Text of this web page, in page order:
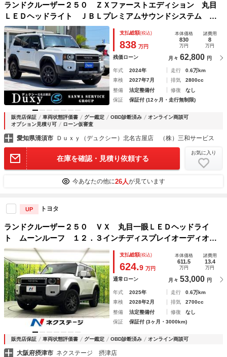
ランドクルーザー２５０ ＺＸファーストエディション 丸目
ＬＥＤヘッドライト ＪＢＬプレミアムサウンドシステム ト
ヨタチームメイトアドバンスドドライブ ムーンルーフ ルー
フレール デジタルインナーミラー ブラウンレザーシート
パノラミックビューモニター
支払総額(税込)
838 万円
本体価格
830
万円
諸費用
8
万円
残価ローン 月々 62,800 円
年式 2024年 走行
0.6万km
車検
2027年7月 排気
2800cc
整備
法定整備付 修復
なし
保証
保証付 (12ヶ月・走行無制限)
販売店保証 車両状態評価書 グー鑑定 OBD診断済み
オンライン商談可
オプション見積り可
ローン仮審査
愛知県清須市 Ｄｕｘｙ（デュクシー）北名古屋店 （株）三和サービス
在庫を確認・見積り依頼する
お気に入り
今あなたの他に26人が見ています
UP トヨタ
ランドクルーザー２５０ ＶＸ 丸目一眼ＬＥＤヘッドライ
ト ムーンルーフ １２．３インチディスプレイオーディオ
全周囲カメラ デジタルインナーミラー パワーバックドア
シートベンチレーション ＥＴＣ フルセグＴＶ ＨＤＭＩ接
続
支払総額(税込)
624.9 万円
本体価格
611.5
万円
諸費用
13.4
万円
通常ローン 月々 53,000 円
年式 2025年 走行
0.6万km
車検
2028年2月 排気
2700cc
整備
法定整備付 修復
なし
保証
保証付 (3ヶ月・3000km)
販売店保証 車両状態評価書 グー鑑定 OBD診断済み オンライン商談可
大阪府摂津市 ネクステージ 摂津店